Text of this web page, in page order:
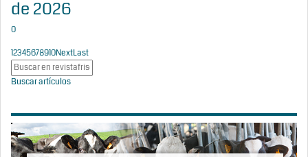
de 2026
0
12345678910NextLast
Buscar artículos